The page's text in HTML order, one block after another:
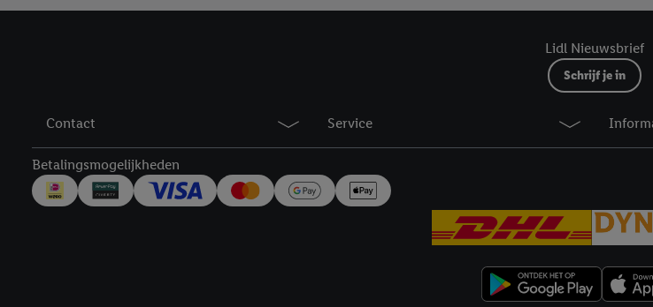
Lidl Nieuwsbrief
Schrijf je in
Contact Service
Betalingsmogelijkheden
inclusief over de opslagperiode van de gegevens en je recht om jouw